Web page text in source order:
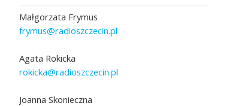
Małgorzata Frymus
frymus@radioszczecin.pl
Agata Rokicka
rokicka@radioszczecin.pl
Joanna Skonieczna